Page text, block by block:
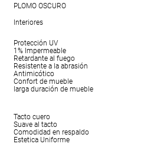
PLOMO OSCURO
Interiores
Protección UV
1% Impermeable
Retardante al fuego
Resistente a la abrasión
Antimicótico
Confort de mueble
larga duración de mueble
Tacto cuero
Suave al tacto
Comodidad en respaldo
Estetica Uniforme